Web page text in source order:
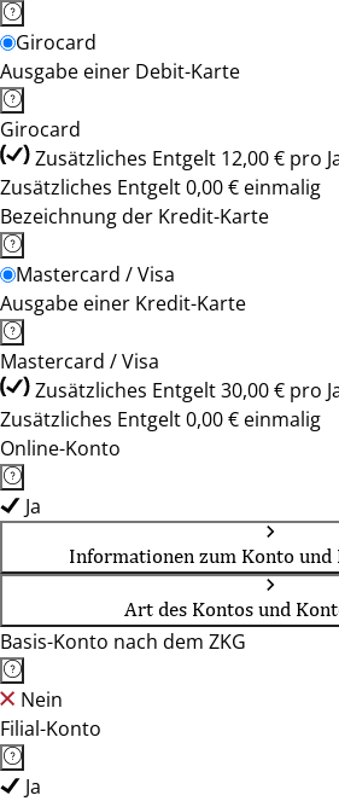
Girocard
Ausgabe einer Debit-Karte
Girocard
Zusätzliches Entgelt 12,00 € pro
Zusätzliches Entgelt 0,00 € einmalig
Bezeichnung der Kredit-Karte
Mastercard / Visa
Ausgabe einer Kredit-Karte
Mastercard / Visa
Zusätzliches Entgelt 30,00 € pro
Zusätzliches Entgelt 0,00 € einmalig
Online-Konto
Ja
Informationen zum Konto
Art des Kontos und
Basis-Konto nach dem ZKG
Nein
Filial-Konto
Ja